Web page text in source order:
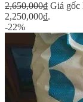
2,650,000₫ Giá gốc
2,250,000₫.
-22%